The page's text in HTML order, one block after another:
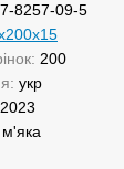
8257-09-5
200
укр
2023
м'яка